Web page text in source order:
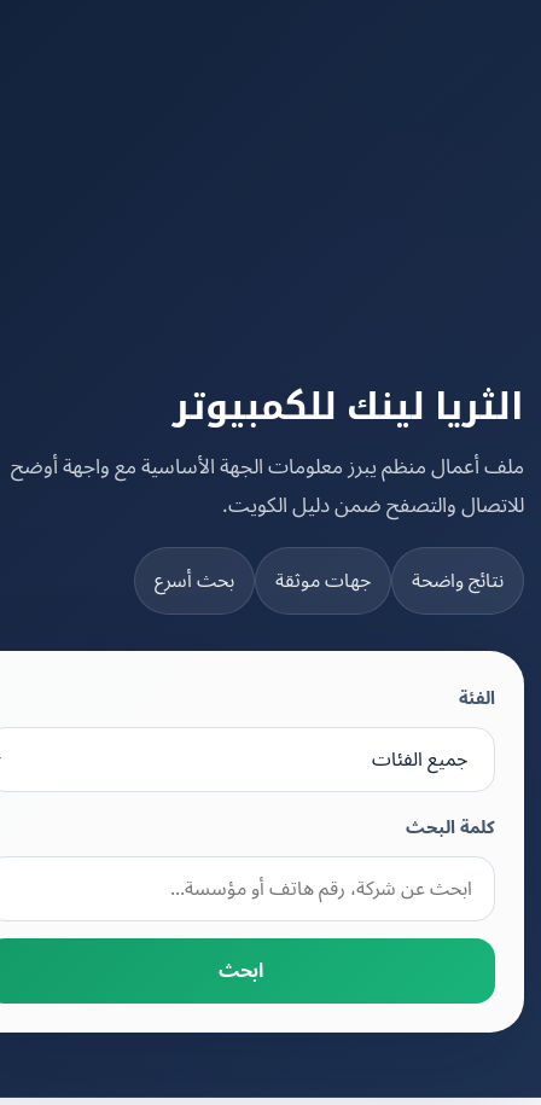
لينك للكمبيوتر
منظم يبرز معلومات الجهة الأساسية مع واجهة أوضح
والتصفح ضمن دليل الكويت.
واضحة جهات موثقة بحث أسرع
كلمة البحث
ابحث